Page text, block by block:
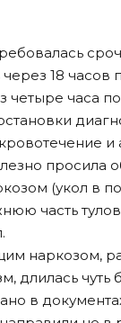
18 часов
четыре часа
и
просила
(укол в
часть
наркозом,
длилась чуть
в